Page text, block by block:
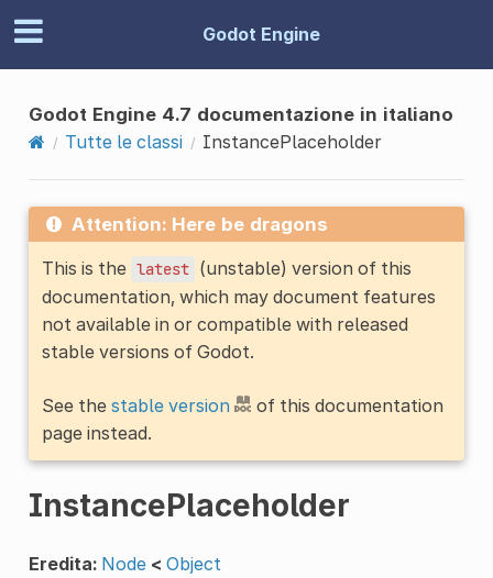
Godot Engine
Godot Engine 4.7 documentazione in italiano
Tutte le classi
InstancePlaceholder
Attention: Here be dragons
This is the latest (unstable) version of this
documentation, which may document features
not available in or compatible with released
stable versions of Godot.
See the stable version
of this documentation
page instead.
InstancePlaceholder
Eredita: Node < Object